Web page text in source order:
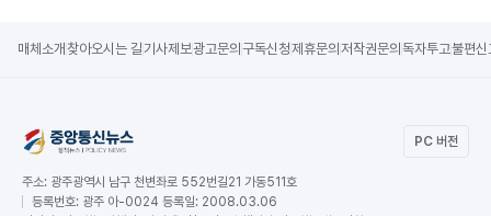
매체소개 찾아오시는 길기사제보광고문의 구독신청제휴문의 저작권문의 독자투고불편신
PC 버전
주소: 광주광역시 남구 천변좌로 552번길21 가동511호
등록번호: 광주 아-0024 등록일: 2008.03.06